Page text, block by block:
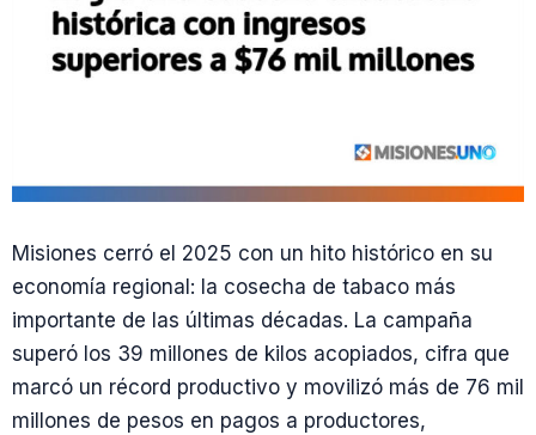
Misiones cerró el 2025 con un hito histórico en su
economía regional: la cosecha de tabaco más
importante de las últimas décadas. La campaña
superó los 39 millones de kilos acopiados, cifra que
marcó un récord productivo y movilizó más de 76 mil
millones de pesos en pagos a productores,